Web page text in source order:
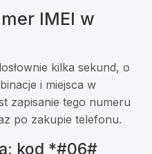
IMEI w
kilka sekund, o
i miejsca w
zapisanie tego numeru
po zakupie telefonu.
kod *#06#